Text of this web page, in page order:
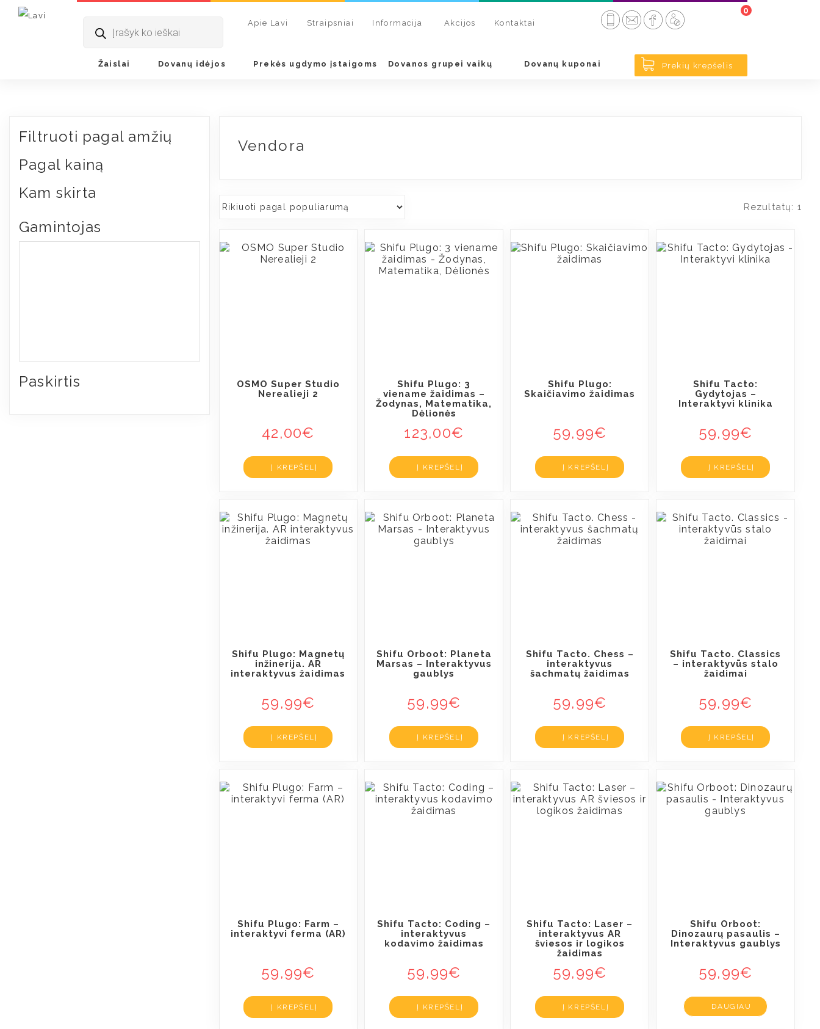
search
Apie Lavi Straipsniai Informacija Akcijos Kontaktai
Prekių krepšelis
0
Žaislai Dovanų idėjos Prekės ugdymo įstaigoms Dovanos grupei vaikų Dovanų kuponai
Pradžia / Produkto Tiekėjas / Vendora
Filtruoti pagal amžių
Pagal kainą
Kam skirta
Gamintojas
Paskirtis
Vendora
Rezultatų: 1
OSMO Super Studio
Nerealieji 2
42,00€
Į KREPŠELĮ
Shifu Plugo: 3
viename žaidimas –
Žodynas, Matematika,
Dėlionės
123,00€
Į KREPŠELĮ
Shifu Plugo:
Skaičiavimo žaidimas
59,99€
Į KREPŠELĮ
Shifu Tacto:
Gydytojas –
Interaktyvi klinika
59,99€
Į KREPŠELĮ
Shifu Plugo: Magnetų
inžinerija. AR
interaktyvus žaidimas
59,99€
Į KREPŠELĮ
Shifu Orboot: Planeta
Marsas – Interaktyvus
gaublys
59,99€
Į KREPŠELĮ
Shifu Tacto. Chess –
interaktyvus
šachmatų žaidimas
59,99€
Į KREPŠELĮ
Shifu Tacto. Classics
– interaktyvūs stalo
žaidimai
59,99€
Į KREPŠELĮ
Shifu Plugo: Farm –
interaktyvi ferma (AR)
59,99€
Į KREPŠELĮ
Shifu Tacto: Coding –
interaktyvus
kodavimo žaidimas
59,99€
Į KREPŠELĮ
Shifu Tacto: Laser –
interaktyvus AR
šviesos ir logikos
žaidimas
59,99€
Į KREPŠELĮ
Shifu Orboot:
Dinozaurų pasaulis –
Interaktyvus gaublys
59,99€
DAUGIAU